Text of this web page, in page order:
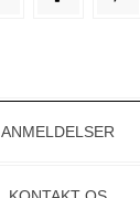
ANMELDELSER